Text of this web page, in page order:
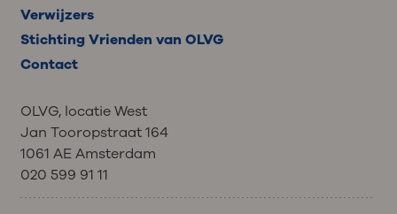
Verwijzers
Stichting Vrienden van OLVG
Contact
OLVG, locatie West
Jan Tooropstraat 164
1061 AE Amsterdam
020 599 91 11